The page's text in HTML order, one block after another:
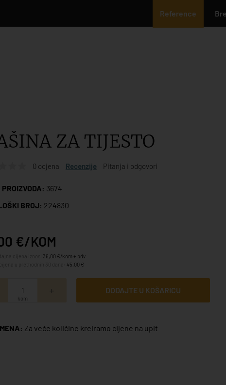
Reference
ZA TIJESTO
0 ocjena Recenzije Pitanja i odgovori
3674
BROJ: 224830
€/KOM
36,00 €/kom + pdv
45,00 €
kom
DODAJTE U KOŠARICU
Za veće količine kreiramo cijene na upit